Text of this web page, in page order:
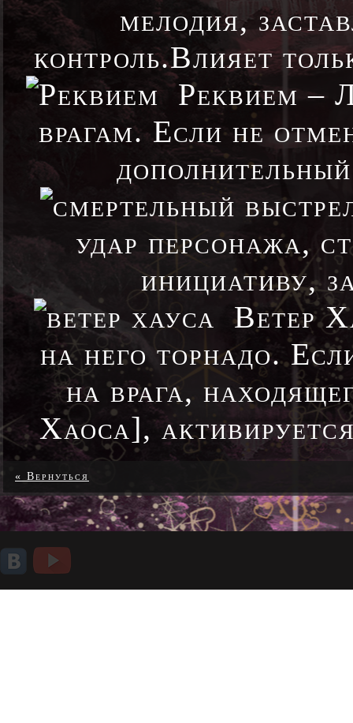
мелодия,
контроль.Влияет
Реквием –
врагам. Если не
удар персонажа,
инициативу,
Ветер
на него торнадо.
на врага,
Хаоса],
« Вернуться